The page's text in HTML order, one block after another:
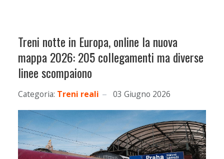
Treni notte in Europa, online la nuova
mappa 2026: 205 collegamenti ma diverse
linee scompaiono
Categoria: Treni reali 03 Giugno 2026